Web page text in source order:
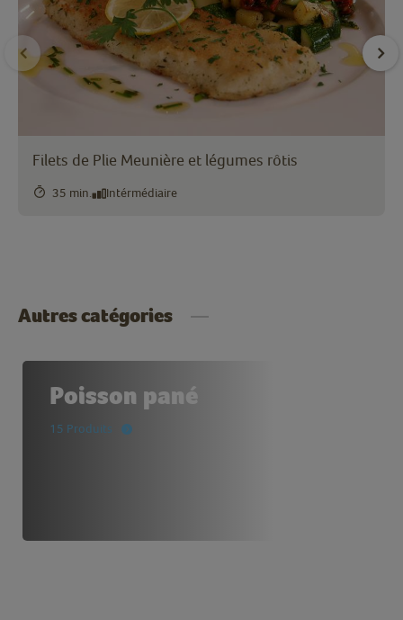
Filets de Plie Meunière et légumes rôtis
35 min. Intérmédiaire
Autres catégories
Poisson pané
15 Produits